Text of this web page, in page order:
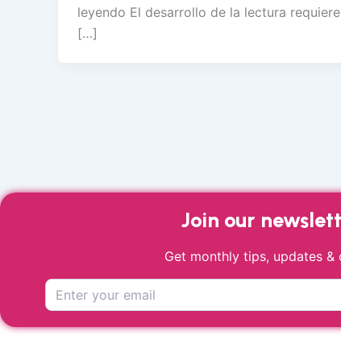
leyendo El desarrollo de la lectura requiere
[…]
Join our
Get monthly tips, updates &